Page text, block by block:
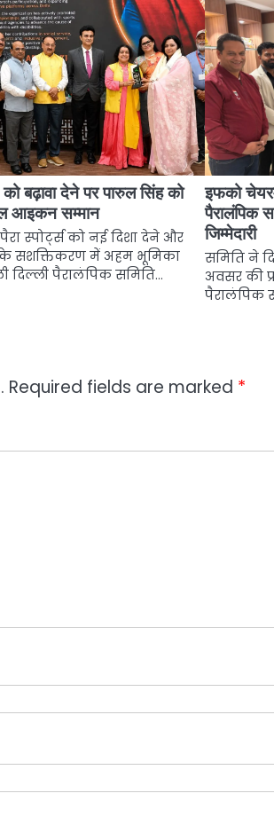
को बढ़ावा देने पर पारुल सिंह को
आइकन सम्मान
स्पोर्ट्स को नई दिशा देने और
के सशक्तिकरण में अहम भूमिका
दिल्ली पैरालंपिक समिति…
इफको
पैरालंपिक
जिम्मेदारी
समिति ने
अवसर की
पैरालंपिक
Required fields are marked *